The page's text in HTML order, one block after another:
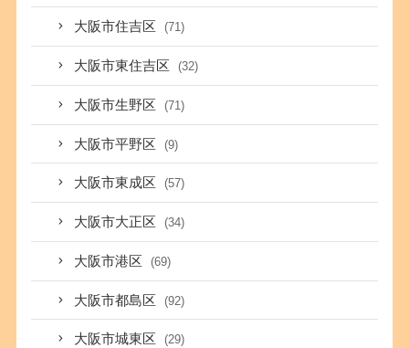
大阪市住吉区 (71)
大阪市東住吉区 (32)
大阪市生野区 (71)
大阪市平野区 (9)
大阪市東成区 (57)
大阪市大正区 (34)
大阪市港区 (69)
大阪市都島区 (92)
大阪市城東区 (29)